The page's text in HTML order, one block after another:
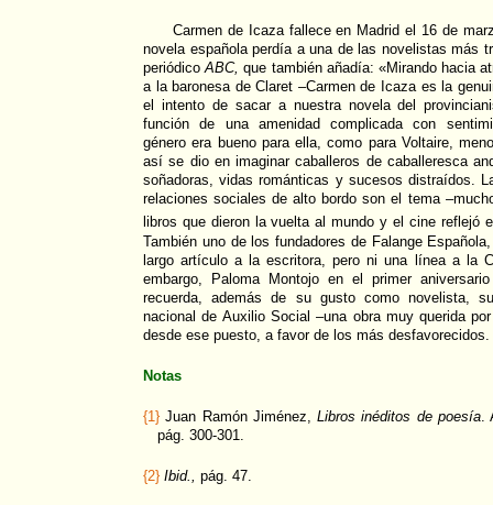
Carmen de Icaza fallece en Madrid el 16 de
novela española perdía a una de las novelistas más
periódicoABC, que también añadía: «Mirando hacia
a la baronesa de Claret –Carmen de Icaza es la
el intento de sacar a nuestra novela del
función de una amenidad complicada con
género era bueno para ella, como para Voltaire,
así se dio en imaginar caballeros de caballeresca
soñadoras, vidas románticas y sucesos distraídos.
relaciones sociales de alto bordo son el tema
libros que dieron la vuelta al mundo y el cine reflejó
También uno de los fundadores de Falange
largo artículo a la escritora, pero ni una línea a la
embargo, Paloma Montojo en el primer
recuerda, además de su gusto como novelista,
nacional de Auxilio Social –una obra muy querida
desde ese puesto, a favor de los más desfavorecidos.
Notas
{1} Juan Ramón Jiménez, Libros inéditos de poesía.
pág. 300-301.
{2} Ibid., pág. 47.